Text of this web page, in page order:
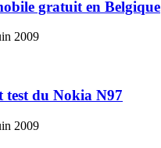
gratuit en Belgique
2009
test du Nokia N97
2009